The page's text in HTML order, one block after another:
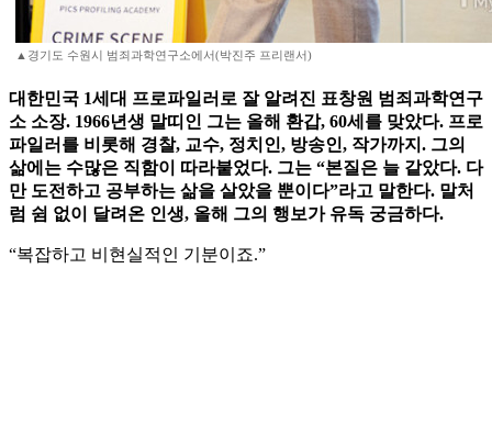
▲경기도 수원시 범죄과학연구소에서(박진주 프리랜서)
대한민국 1세대 프로파일러로 잘 알려진 표창원 범죄과학연구
소 소장. 1966년생 말띠인 그는 올해 환갑, 60세를 맞았다. 프로
파일러를 비롯해 경찰, 교수, 정치인, 방송인, 작가까지. 그의
삶에는 수많은 직함이 따라붙었다. 그는 “본질은 늘 같았다. 다
만 도전하고 공부하는 삶을 살았을 뿐이다”라고 말한다. 말처
럼 쉼 없이 달려온 인생, 올해 그의 행보가 유독 궁금하다.
“복잡하고 비현실적인 기분이죠.”